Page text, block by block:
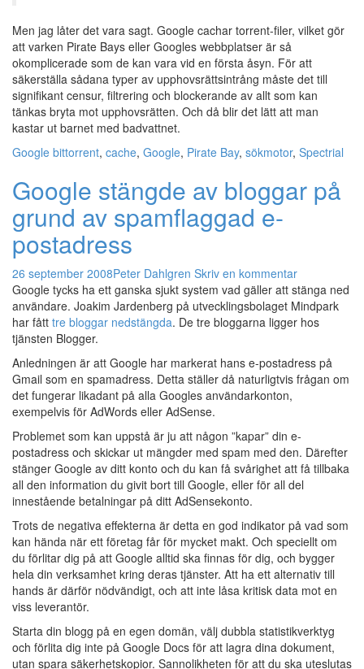
Men jag låter det vara sagt. Google cachar torrent-filer, vilket gör
att varken Pirate Bays eller Googles webbplatser är så
okomplicerade som de kan vara vid en första åsyn. För att
säkerställa sådana typer av upphovsrättsintrång måste det till
signifikant censur, filtrering och blockerande av allt som kan
tänkas bryta mot upphovsrätten. Och då blir det lätt att man
kastar ut barnet med badvattnet.
Google bittorrent, cache, Google, Pirate Bay, sökmotor, Spectrial
Google stängde av bloggar på
grund av spamflaggad e-
postadress
26 september 2008Peter Dahlgren Skriv en kommentar
Google tycks ha ett ganska sjukt system vad gäller att stänga ned
användare. Joakim Jardenberg på utvecklingsbolaget Mindpark
har fått tre bloggar nedstängda. De tre bloggarna ligger hos
tjänsten Blogger.
Anledningen är att Google har markerat hans e-postadress på
Gmail som en spamadress. Detta ställer då naturligtvis frågan om
det fungerar likadant på alla Googles användarkonton,
exempelvis för AdWords eller AdSense.
Problemet som kan uppstå är ju att någon ”kapar” din e-
postadress och skickar ut mängder med spam med den. Därefter
stänger Google av ditt konto och du kan få svårighet att få tillbaka
all den information du givit bort till Google, eller för all del
innestående betalningar på ditt AdSensekonto.
Trots de negativa effekterna är detta en god indikator på vad som
kan hända när ett företag får för mycket makt. Och speciellt om
du förlitar dig på att Google alltid ska finnas för dig, och bygger
hela din verksamhet kring deras tjänster. Att ha ett alternativ till
hands är därför nödvändigt, och att inte låsa kritisk data mot en
viss leverantör.
Starta din blogg på en egen domän, välj dubbla statistikverktyg
och förlita dig inte på Google Docs för att lagra dina dokument,
utan spara säkerhetskopior. Sannolikheten för att du ska uteslutas